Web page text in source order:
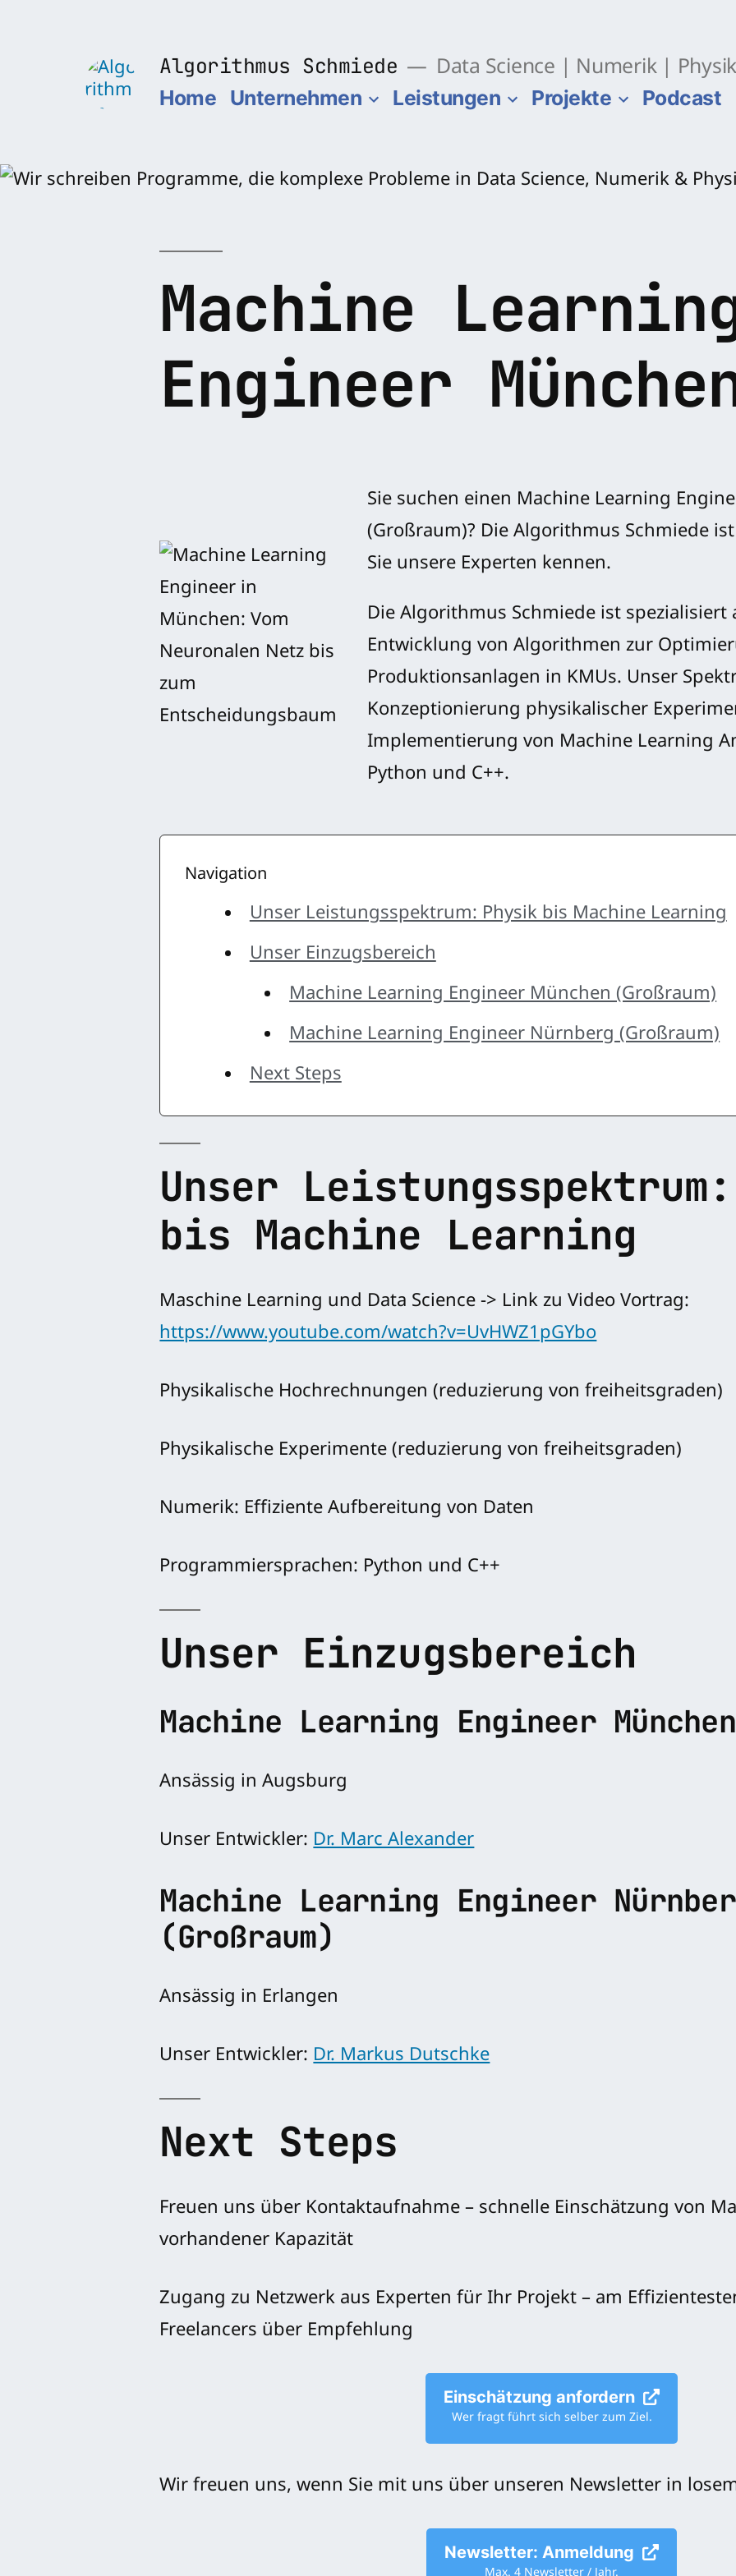
Algorithmus Schmiede Data Science | Numerik |
Home Unternehmen Leistungen Projekte Podcast
Machine
Engineer
Sie suchen einen Machine Learning
(Großraum)? Die Algorithmus Schmiede
Sie unsere Experten kennen.
Die Algorithmus Schmiede ist spezialisiert
Entwicklung von Algorithmen zur
Produktionsanlagen in KMUs. Unser
Konzeptionierung physikalischer
Implementierung von Machine Learning
Python und C++.
Navigation
Unser Leistungsspektrum: Physik bis Machine Learning
Unser Einzugsbereich
Machine Learning Engineer München (Großraum)
Machine Learning Engineer Nürnberg (Großraum)
Next Steps
Unser
bis Machine Learning
Maschine Learning und Data Science -> Link zu Video Vortrag:
https://www.youtube.com/watch?v=UvHWZ1pGYbo
Physikalische Hochrechnungen (reduzierung von freiheitsgraden)
Physikalische Experimente (reduzierung von freiheitsgraden)
Numerik: Effiziente Aufbereitung von Daten
Programmiersprachen: Python und C++
Unser Einzugsbereich
Machine Learning Engineer
Ansässig in Augsburg
Unser Entwickler: Dr. Marc Alexander
Machine Learning Engineer
(Großraum)
Ansässig in Erlangen
Unser Entwickler: Dr. Markus Dutschke
Next Steps
Freuen uns über Kontaktaufnahme – schnelle Einschätzung von
vorhandener Kapazität
Zugang zu Netzwerk aus Experten für Ihr Projekt – am
Freelancers über Empfehlung
Einschätzung anfordern
Wer fragt führt sich selber zum Ziel.
Wir freuen uns, wenn Sie mit uns über unseren Newsletter in
Newsletter: Anmeldung